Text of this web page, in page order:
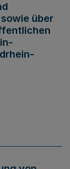
über